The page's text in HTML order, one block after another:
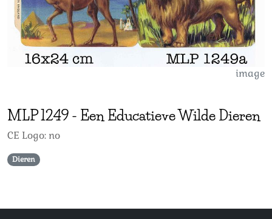
image
MLP1249 - Een Educatieve Wilde Dieren
CE Logo: no
Dieren